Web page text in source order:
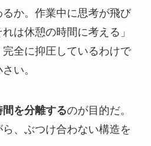
か。作業中に思考が飛び
は休憩の時間に考える」
全に抑圧しているわけで
い。
を分離するのが目的だ。
、ぶつけ合わない構造を